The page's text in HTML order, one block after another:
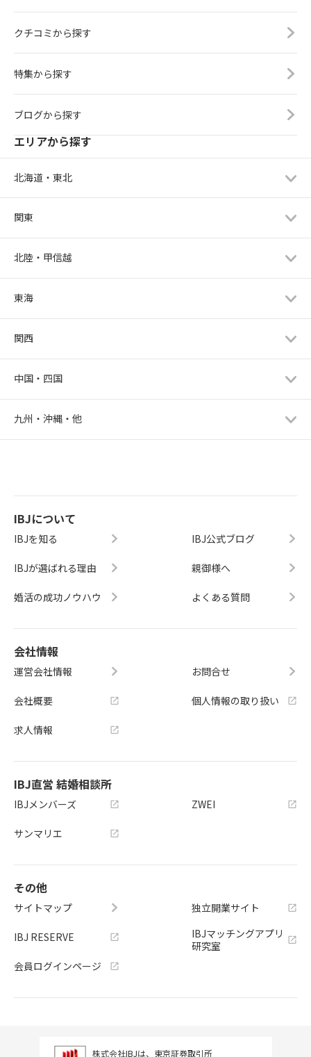
クチコミから探す
特集から探す
ブログから探す
エリアから探す
北海道・東北
関東
北陸・甲信越
東海
関西
中国・四国
九州・沖縄・他
IBJについて
IBJを知る
IBJが選ばれる理由
婚活の成功ノウハウ
IBJ公式ブログ
親御様へ
よくある質問
会社情報
運営会社情報
会社概要
求人情報
お問合せ
個人情報の取り扱い
IBJ直営 結婚相談所
IBJメンバーズ
サンマリエ
ZWEI
その他
サイトマップ
IBJ RESERVE
会員ログインページ
独立開業サイト
IBJマッチングアプリ
研究室
株式会社IBJは、東京証券取引所